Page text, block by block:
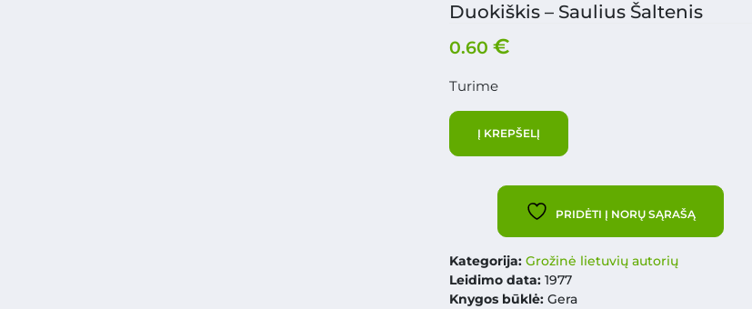
Duokiškis – Saulius Šaltenis
0.60 €
Turime
Į KREPŠELĮ
PRIDĖTI Į NORŲ SĄRAŠĄ
Kategorija: Grožinė lietuvių autorių
Leidimo data:1977
Knygos būklė: Gera